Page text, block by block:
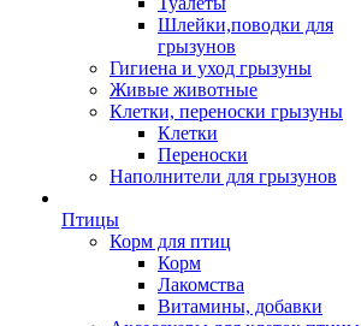
Шлейки,поводки для
грызунов
Гигиена и уход грызуны
Живые животные
Клетки, переноски грызуны
Клетки
Переноски
Наполнители для грызунов
Птицы
Корм для птиц
Корм
Лакомства
Витамины, добавки